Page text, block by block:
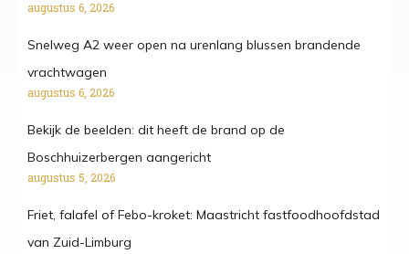
augustus 6, 2026
Snelweg A2 weer open na urenlang blussen brandende
vrachtwagen
augustus 6, 2026
Bekijk de beelden: dit heeft de brand op de
Boschhuizerbergen aangericht
augustus 5, 2026
Friet, falafel of Febo-kroket: Maastricht fastfoodhoofdstad
van Zuid-Limburg